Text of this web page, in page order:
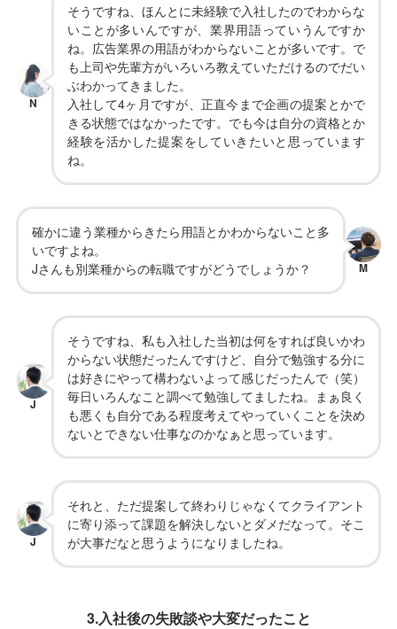
N
そうですね、ほんとに未経験で入社したのでわからな
いことが多いんですが、業界用語っていうんですか
ね。広告業界の用語がわからないことが多いです。で
も上司や先輩方がいろいろ教えていただけるのでだい
ぶわかってきました。
入社して4ヶ月ですが、正直今まで企画の提案とかで
きる状態ではなかったです。でも今は自分の資格とか
経験を活かした提案をしていきたいと思っています
ね。
確かに違う業種からきたら用語とかわからないこと多
いですよね。
Jさんも別業種からの転職ですがどうでしょうか？
M
J
そうですね、私も入社した当初は何をすれば良いかわ
からない状態だったんですけど、自分で勉強する分に
は好きにやって構わないよって感じだったんで（笑）
毎日いろんなこと調べて勉強してましたね。まぁ良く
も悪くも自分である程度考えてやっていくことを決め
ないとできない仕事なのかなぁと思っています。
J
それと、ただ提案して終わりじゃなくてクライアント
に寄り添って課題を解決しないとダメだなって。そこ
が大事だなと思うようになりましたね。
3.入社後の失敗談や大変だったこと